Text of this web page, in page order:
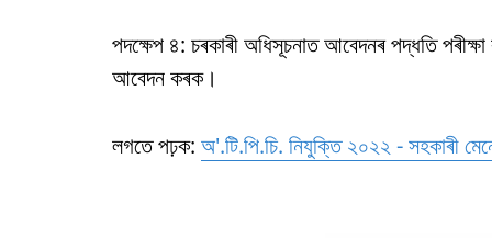
পদক্ষেপ ৪: চৰকাৰী অধিসূচনাত আবেদনৰ পদ্ধতি
আবেদন কৰক।
লগতে পঢ়ক: অ'.টি.পি.চি. নিযুক্তি ২০২২ - সহকাৰী